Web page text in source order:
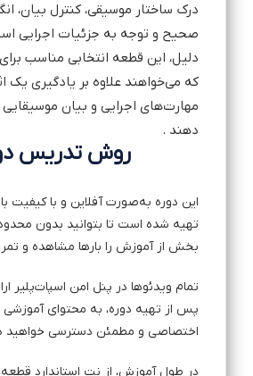
درک ساختار موسیقی، کنترل بیان،
صحیح و توجه به جزئیات اجرایی
دلیل، این قطعه انتخابی مناسب
که می‌خواهند علاوه بر یادگیری یک
مهارت‌های اجرایی و بیان موسیقایی
دهند .
روش تدریس
این دوره به‌صورت آفلاین و با کیفیت
تهیه شده است تا بتوانید بدون
بخش از آموزش را بارها مشاهده و
تمام ویدئوها در پنل امن اسپات‌پلیر
پس از تهیه دوره، به محتوای
اختصاصی و مطمئن دسترسی خواهید
در طول آموزش، از نت استاندارد